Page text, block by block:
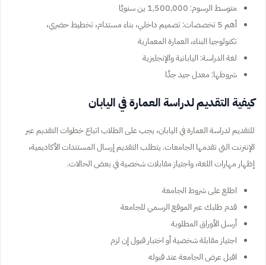
متوسط الرسوم: 1,500,000 ين سنويًا
أهم 5 تخصصات: تصميم داخلي، بناء مستدام، تخطيط حضري،
تكنولوجيا البناء، العمارة المعمارية
لغة الدراسة: اليابانية والإنجليزية
شروطها: معدل جيد جدًا
كيفية التقديم لدراسة العمارة في اليابان
للتقديم لدراسة العمارة في اليابان، يجب على الطلاب اتباع خطوات التقديم عبر
الإنترنت التي تقدمها الجامعات. يتطلب التقديم إرسال المستندات الأكاديمية،
إظهار مهارات اللغة، واجتياز مقابلات شخصية في بعض الحالات.
اطلع على شروط الجامعة
قدم طلبك عبر الموقع الرسمي للجامعة
أرسل الأوراق المطلوبة
اجتياز مقابلة شخصية أو اختبار قبول إن لزم
اقبل عرض الجامعة عند قبوله